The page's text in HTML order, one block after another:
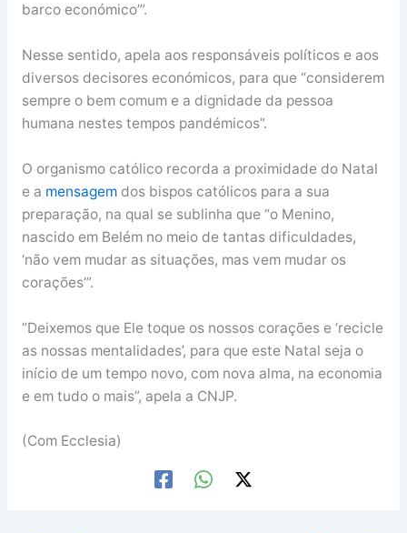
barco económico’”.
Nesse sentido, apela aos responsáveis políticos e aos
diversos decisores económicos, para que “considerem
sempre o bem comum e a dignidade da pessoa
humana nestes tempos pandémicos”.
O organismo católico recorda a proximidade do Natal
e a mensagemdos bispos católicos para a sua
preparação, na qual se sublinha que “o Menino,
nascido em Belém no meio de tantas dificuldades,
‘não vem mudar as situações, mas vem mudar os
corações’”.
“Deixemos que Ele toque os nossos corações e ‘recicle
as nossas mentalidades’, para que este Natal seja o
início de um tempo novo, com nova alma, na economia
e em tudo o mais”, apela a CNJP.
(Com Ecclesia)